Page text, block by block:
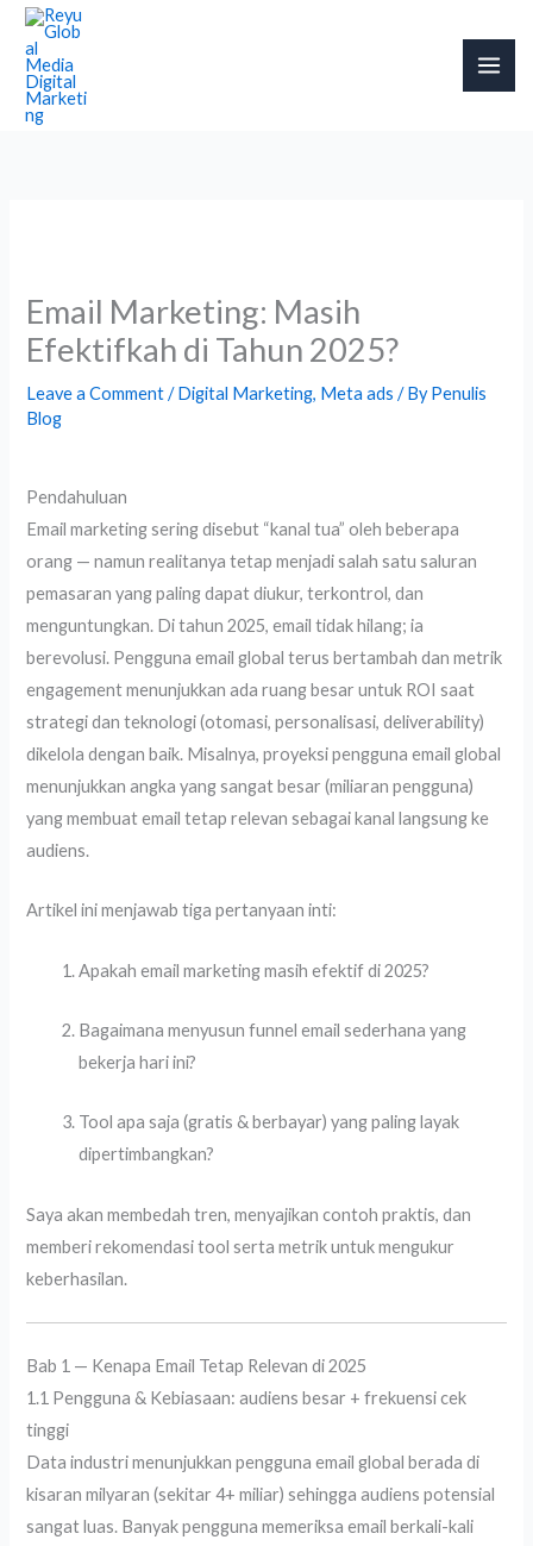
Skip
content
Email Marketing: Masih
Efektifkah di Tahun 2025?
Leave a Comment /Digital Marketing, Meta ads / ByPenulis
Blog
Pendahuluan
Email marketing sering disebut “kanal tua” oleh beberapa
orang — namun realitanya tetap menjadi salah satu saluran
pemasaran yang paling dapat diukur, terkontrol, dan
menguntungkan. Di tahun 2025, email tidak hilang; ia
berevolusi. Pengguna email global terus bertambah dan metrik
engagement menunjukkan ada ruang besar untuk ROI saat
strategi dan teknologi (otomasi, personalisasi, deliverability)
dikelola dengan baik. Misalnya, proyeksi pengguna email global
menunjukkan angka yang sangat besar (miliaran pengguna)
yang membuat email tetap relevan sebagai kanal langsung ke
audiens.
Artikel ini menjawab tiga pertanyaan inti:
Apakah email marketing masih efektif di 2025?
Bagaimana menyusun funnel email sederhana yang
bekerja hari ini?
Tool apa saja (gratis & berbayar) yang paling layak
dipertimbangkan?
Saya akan membedah tren, menyajikan contoh praktis, dan
memberi rekomendasi tool serta metrik untuk mengukur
keberhasilan.
Bab 1 — Kenapa Email Tetap Relevan di 2025
1.1 Pengguna & Kebiasaan: audiens besar + frekuensi cek
tinggi
Data industri menunjukkan pengguna email global berada di
kisaran milyaran (sekitar 4+ miliar) sehingga audiens potensial
sangat luas. Banyak pengguna memeriksa email berkali-kali